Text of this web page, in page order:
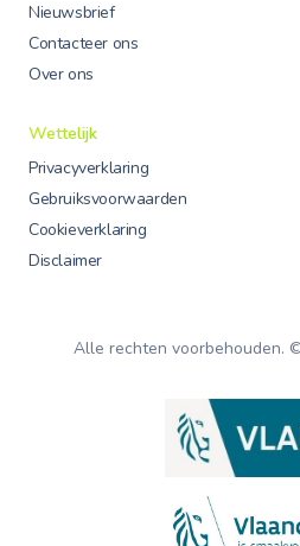
Nieuwsbrief
Contacteer ons
Over ons
Wettelijk
Privacyverklaring
Gebruiksvoorwaarden
Cookieverklaring
Disclaimer
Alle rechten voorbehouden.